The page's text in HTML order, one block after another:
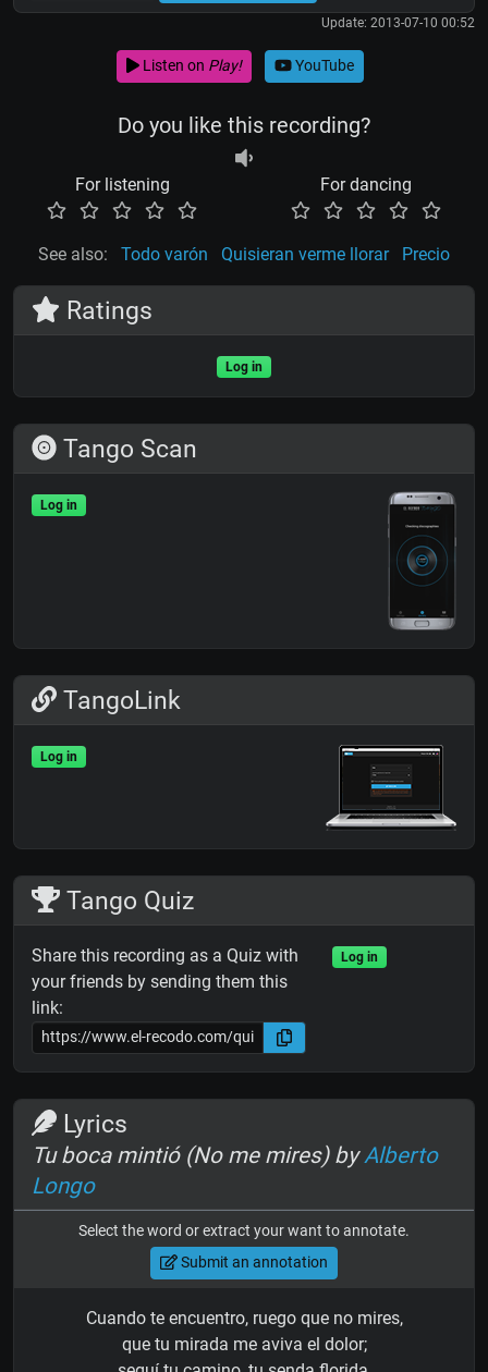
Update: 2013-07-10 00:52
Listen on Play! YouTube
Do you like this recording?
For listening For dancing
See also: Todo varón Quisieran verme llorar Precio
Ratings
Log in
Tango Scan
Log in
TangoLink
Log in
Tango Quiz
Share this recording as a Quiz with
your friends by sending them this
link:
Log in
Lyrics
Tu boca mintió (No me mires) byAlberto
Longo
Select the word or extract your want to annotate.
Submit an annotation
Cuando te encuentro, ruego que no mires,
que tu mirada me aviva el dolor;